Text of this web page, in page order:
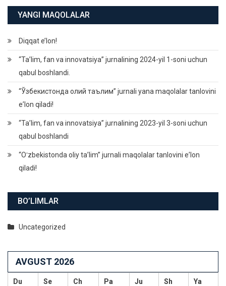
YANGI MAQOLALAR
Diqqat e’lon!
“Ta’lim, fan va innovatsiya” jurnalining 2024-yil 1-soni uchun
qabul boshlandi.
“Ўзбекистонда олий таълим” jurnali yana maqolalar tanlovini
eʼlon qiladi!
“Ta’lim, fan va innovatsiya” jurnalining 2023-yil 3-soni uchun
qabul boshlandi
“Oʻzbekistonda oliy taʼlim” jurnali maqolalar tanlovini eʼlon
qiladi!
BO’LIMLAR
Uncategorized
AVGUST 2026
Du Se Ch Pa Ju Sh Ya